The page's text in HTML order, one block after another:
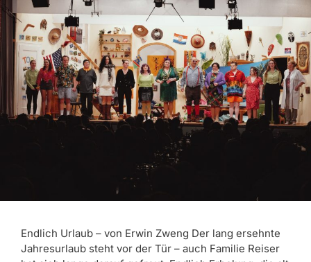
Endlich Urlaub – von Erwin Zweng Der lang ersehnte
Jahresurlaub steht vor der Tür – auch Familie Reiser